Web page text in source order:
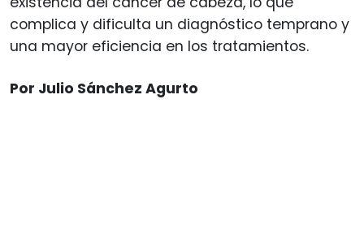
complica y dificulta un diagnóstico temprano y
una mayor eficiencia en los tratamientos.
Por Julio Sánchez Agurto